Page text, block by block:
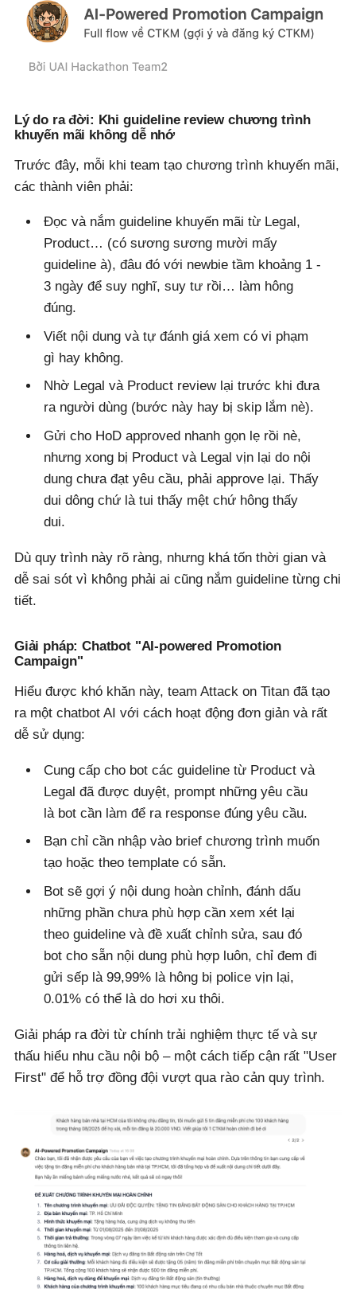
Lý do ra đời: Khi guideline review chương trình
khuyến mãi không dễ nhớ
Trước đây, mỗi khi team tạo chương trình khuyến mãi,
các thành viên phải:
Đọc và nắm guideline khuyến mãi từ Legal,
Product… (có sương sương mười mấy
guideline à), đâu đó với newbie tầm khoảng 1 -
3 ngày để suy nghĩ, suy tư rồi… làm hông
đúng.
Viết nội dung và tự đánh giá xem có vi phạm
gì hay không.
Nhờ Legal và Product review lại trước khi đưa
ra người dùng (bước này hay bị skip lắm nè).
Gửi cho HoD approved nhanh gọn lẹ rồi nè,
nhưng xong bị Product và Legal vịn lại do nội
dung chưa đạt yêu cầu, phải approve lại. Thấy
dui dông chứ là tui thấy mệt chứ hông thấy
dui.
Dù quy trình này rõ ràng, nhưng khá tốn thời gian và
dễ sai sót vì không phải ai cũng nắm guideline từng chi
tiết.
Giải pháp: Chatbot "AI-powered Promotion
Campaign"
Hiểu được khó khăn này, team Attack on Titan đã tạo
ra một chatbot AI với cách hoạt động đơn giản và rất
dễ sử dụng:
Cung cấp cho bot các guideline từ Product và
Legal đã được duyệt, prompt những yêu cầu
là bot cần làm để ra response đúng yêu cầu.
Bạn chỉ cần nhập vào brief chương trình muốn
tạo hoặc theo template có sẵn.
Bot sẽ gợi ý nội dung hoàn chỉnh, đánh dấu
những phần chưa phù hợp cần xem xét lại
theo guideline và đề xuất chỉnh sửa, sau đó
bot cho sẵn nội dung phù hợp luôn, chỉ đem đi
gửi sếp là 99,99% là hông bị police vịn lại,
0.01% có thể là do hơi xu thôi.
Giải pháp ra đời từ chính trải nghiệm thực tế và sự
thấu hiểu nhu cầu nội bộ – một cách tiếp cận rất "User
First" để hỗ trợ đồng đội vượt qua rào cản quy trình.